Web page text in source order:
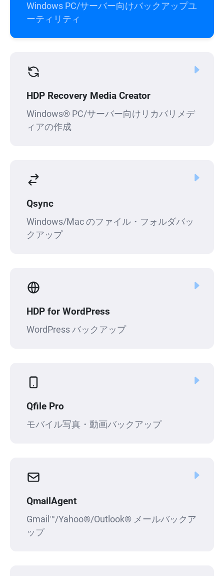
Windows PC/サーバー向けバックアップユ
ーティリティ
HDP Recovery Media Creator
Windows® PC/サーバー向けリカバリメデ
ィアの作成
Qsync
Windows/Mac のファイル・フォルダバッ
クアップ
HDP for WordPress
WordPress バックアップ
Qfile Pro
モバイル写真・動画バックアップ
QmailAgent
Gmail™/Yahoo®/Outlook® メールバックア
ップ